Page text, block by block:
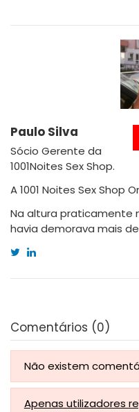
Paulo Silva
Sócio Gerente da
1001Noites Sex Shop.
A 1001 Noites Sex Shop
Na altura praticamente
havia demorava mais
Comentários (0)
Não existem
Apenas utilizadores